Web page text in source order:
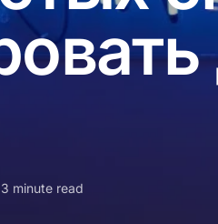
3 minute read